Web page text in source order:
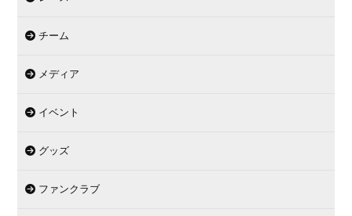
チーム
メディア
イベント
グッズ
ファンクラブ